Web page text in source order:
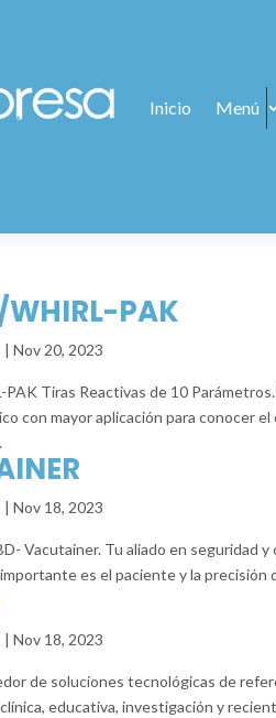
Inicio Menú
WHIRL-PAK
|Nov 20, 2023
PAK Tiras Reactivas de 10
con mayor aplicación para conocer
|Nov 18, 2023
Vacutainer. Tu aliado en seguridad
es el paciente y la
|Nov 18, 2023
de soluciones tecnológicas de
educativa, investigación y